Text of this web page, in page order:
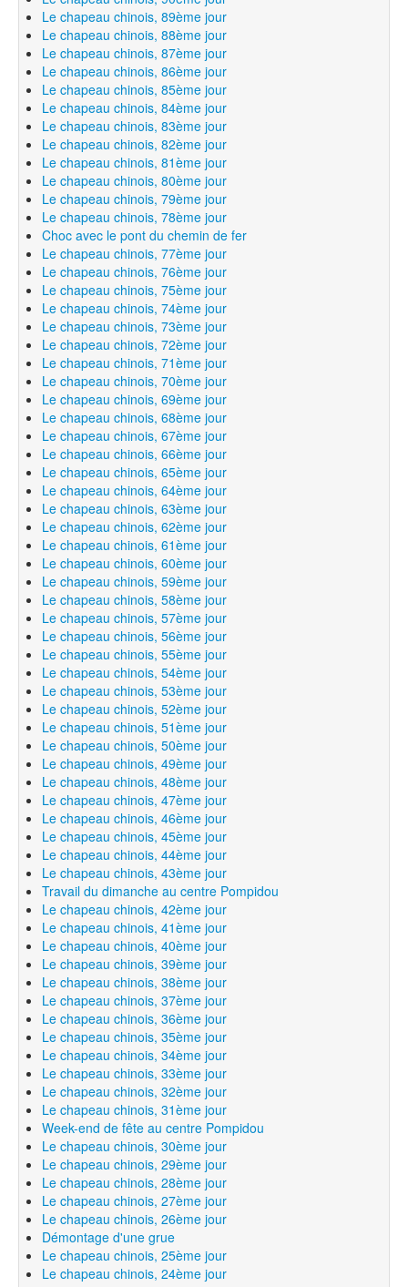
Le chapeau chinois, 89ème jour
Le chapeau chinois, 88ème jour
Le chapeau chinois, 87ème jour
Le chapeau chinois, 86ème jour
Le chapeau chinois, 85ème jour
Le chapeau chinois, 84ème jour
Le chapeau chinois, 83ème jour
Le chapeau chinois, 82ème jour
Le chapeau chinois, 81ème jour
Le chapeau chinois, 80ème jour
Le chapeau chinois, 79ème jour
Le chapeau chinois, 78ème jour
Choc avec le pont du chemin de fer
Le chapeau chinois, 77ème jour
Le chapeau chinois, 76ème jour
Le chapeau chinois, 75ème jour
Le chapeau chinois, 74ème jour
Le chapeau chinois, 73ème jour
Le chapeau chinois, 72ème jour
Le chapeau chinois, 71ème jour
Le chapeau chinois, 70ème jour
Le chapeau chinois, 69ème jour
Le chapeau chinois, 68ème jour
Le chapeau chinois, 67ème jour
Le chapeau chinois, 66ème jour
Le chapeau chinois, 65ème jour
Le chapeau chinois, 64ème jour
Le chapeau chinois, 63ème jour
Le chapeau chinois, 62ème jour
Le chapeau chinois, 61ème jour
Le chapeau chinois, 60ème jour
Le chapeau chinois, 59ème jour
Le chapeau chinois, 58ème jour
Le chapeau chinois, 57ème jour
Le chapeau chinois, 56ème jour
Le chapeau chinois, 55ème jour
Le chapeau chinois, 54ème jour
Le chapeau chinois, 53ème jour
Le chapeau chinois, 52ème jour
Le chapeau chinois, 51ème jour
Le chapeau chinois, 50ème jour
Le chapeau chinois, 49ème jour
Le chapeau chinois, 48ème jour
Le chapeau chinois, 47ème jour
Le chapeau chinois, 46ème jour
Le chapeau chinois, 45ème jour
Le chapeau chinois, 44ème jour
Le chapeau chinois, 43ème jour
Travail du dimanche au centre Pompidou
Le chapeau chinois, 42ème jour
Le chapeau chinois, 41ème jour
Le chapeau chinois, 40ème jour
Le chapeau chinois, 39ème jour
Le chapeau chinois, 38ème jour
Le chapeau chinois, 37ème jour
Le chapeau chinois, 36ème jour
Le chapeau chinois, 35ème jour
Le chapeau chinois, 34ème jour
Le chapeau chinois, 33ème jour
Le chapeau chinois, 32ème jour
Le chapeau chinois, 31ème jour
Week-end de fête au centre Pompidou
Le chapeau chinois, 30ème jour
Le chapeau chinois, 29ème jour
Le chapeau chinois, 28ème jour
Le chapeau chinois, 27ème jour
Le chapeau chinois, 26ème jour
Démontage d'une grue
Le chapeau chinois, 25ème jour
Le chapeau chinois, 24ème jour